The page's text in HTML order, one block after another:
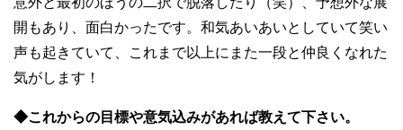
開もあり、面白かったです。和気あいあいとしていて笑い
声も起きていて、これまで以上にまた一段と仲良くなれた
気がします！
◆これからの目標や意気込みがあれば教えて下さい。